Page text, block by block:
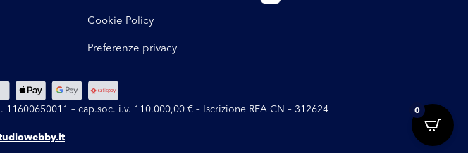
Cookie Policy
Preferenze privacy
– cap.soc. i.v. 110.000,00 € – Iscrizione REA CN – 312624 0